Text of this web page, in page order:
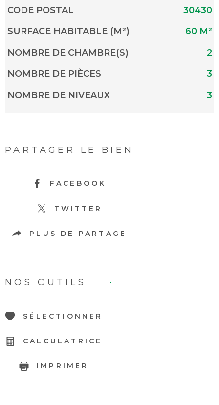
Caractérisque Valeurs
CODE POSTAL
30430
SURFACE HABITABLE (M²)
60 M²
NOMBRE DE CHAMBRE(S)
2
NOMBRE DE PIÈCES
3
NOMBRE DE NIVEAUX
3
PARTAGER LE BIEN
FACEBOOK
TWITTER
PLUS DE PARTAGE
NOS OUTILS
SÉLECTIONNER
CALCULATRICE
IMPRIMER